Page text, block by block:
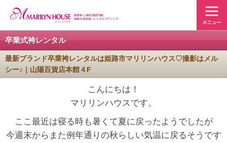
卒業式袴レンタル
最新ブランド卒業袴レンタルは姫路市マリリンハウス♡撮影はメル
シー♪｜山陽百貨店本館４F
こんにちは！
マリリンハウスです。
ここ最近は寝る時も暑くて夏に戻ったようでしたが
今週末からまた例年通りの秋らしい気温に戻るそうです